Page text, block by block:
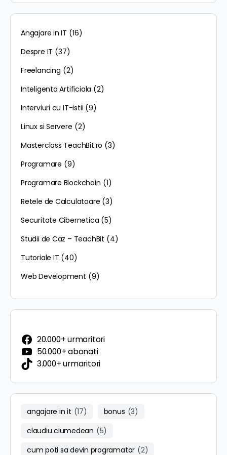
Angajare in IT (16)
Despre IT (37)
Freelancing (2)
Inteligenta Artificiala (2)
Interviuri cu IT-istii (9)
Linux si Servere (2)
Masterclass TeachBit.ro (3)
Programare (9)
Programare Blockchain (1)
Retele de Calculatoare (3)
Securitate Cibernetica (5)
Studii de Caz – TeachBit (4)
Tutoriale IT (40)
Web Development (9)
20.000+ urmaritori
50.000+ abonati
3.000+ urmaritori
angajare in it (17) bonus (3)
claudiu ciumedean (5)
cum poti sa devin programator (2)